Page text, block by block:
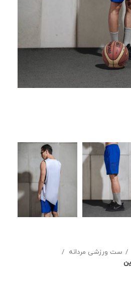
ست ورزشی مردانه